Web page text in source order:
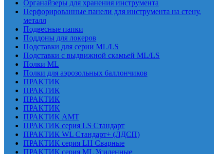
Органайзеры для хранения инструмента
Перфорированные панели для инструмента на стену,
металл
Подвесные папки
Поддоны для локеров
Подставки для серии ML/LS
Подставки с выдвижной скамьей ML/LS
Полки ML
Полки для аэрозольных баллончиков
ПРАКТИК
ПРАКТИК
ПРАКТИК
ПРАКТИК
ПРАКТИК AMT
ПРАКТИК cерия LS Стандарт
ПРАКТИК WL Стандарт+ (ЛДСП)
ПРАКТИК серия LH Сварные
ПРАКТИК серия ML Усиленные